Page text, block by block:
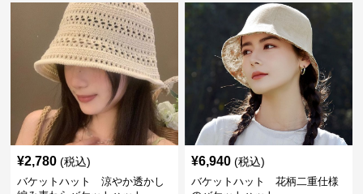
¥2,780 (税込)
バケットハット 涼やか透かし
¥6,940 (税込)
バケットハット 花柄二重仕様